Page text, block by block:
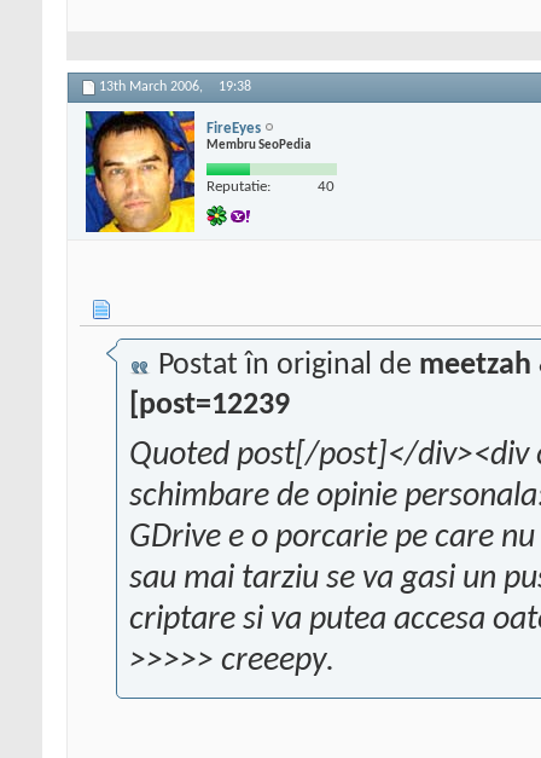
13th March 2006, 19:38
FireEyes
Membru SeoPedia
Reputatie: 40
Postat în original de meetzah
[post=12239
Quoted post[/post]</div><div
schimbare de opinie
GDrive e o porcarie pe care
sau mai tarziu se va gasi un
criptare si va putea accesa
>>>>> creeepy.